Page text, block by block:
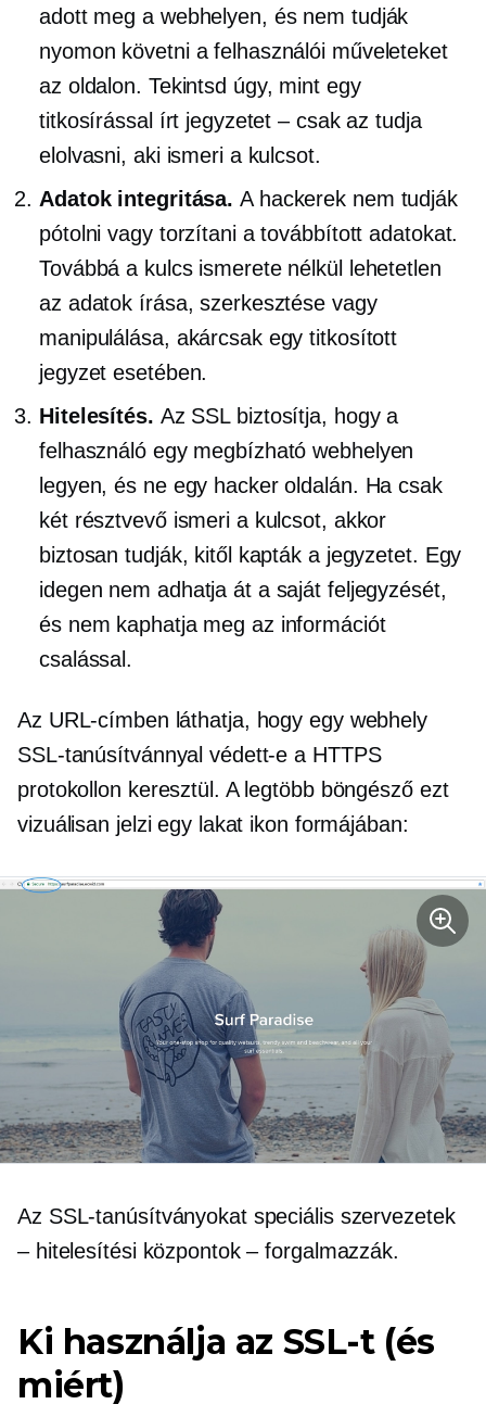
adott meg a webhelyen, és nem tudják
nyomon követni a felhasználói műveleteket
az oldalon. Tekintsd úgy, mint egy
titkosírással írt jegyzetet – csak az tudja
elolvasni, aki ismeri a kulcsot.
Adatok integritása. A hackerek nem tudják
pótolni vagy torzítani a továbbított adatokat.
Továbbá a kulcs ismerete nélkül lehetetlen
az adatok írása, szerkesztése vagy
manipulálása, akárcsak egy titkosított
jegyzet esetében.
Hitelesítés. Az SSL biztosítja, hogy a
felhasználó egy megbízható webhelyen
legyen, és ne egy hacker oldalán. Ha csak
két résztvevő ismeri a kulcsot, akkor
biztosan tudják, kitől kapták a jegyzetet. Egy
idegen nem adhatja át a saját feljegyzését,
és nem kaphatja meg az információt
csalással.
Az URL-címben láthatja, hogy egy webhely
SSL-tanúsítvánnyal védett-e a HTTPS
protokollon keresztül. A legtöbb böngésző ezt
vizuálisan jelzi egy lakat ikon formájában:
Az SSL-tanúsítványokat speciális szervezetek
– hitelesítési központok – forgalmazzák.
Ki használja az SSL-t (és
miért)